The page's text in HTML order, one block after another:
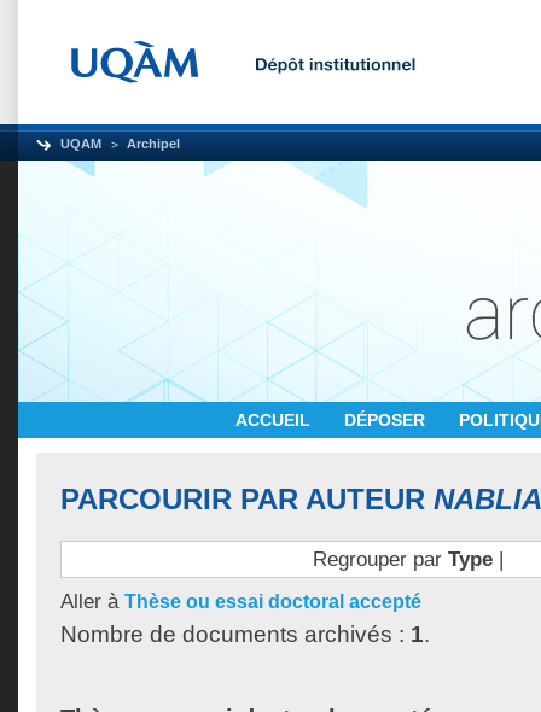
UQAM Archipel
ACCUEIL DÉPOSER
PARCOURIR PAR AUTEUR
Regrouper par Type|
Aller à Thèse ou essai doctoral accepté
Nombre de documents archivés : 1.